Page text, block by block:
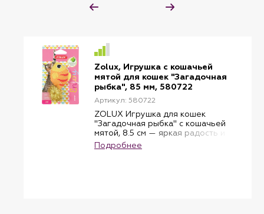
Zolux, Игрушка с кошачьей
мятой для кошек "Загадочная
рыбка", 85 мм, 580722
Артикул: 580722
ZOLUX Игрушка для кошек
"Загадочная рыбка" с кошачьей
мятой, 8.5 см — яркая радость и
игра без усталости
Французский бренд ZOLUX
Подробнее